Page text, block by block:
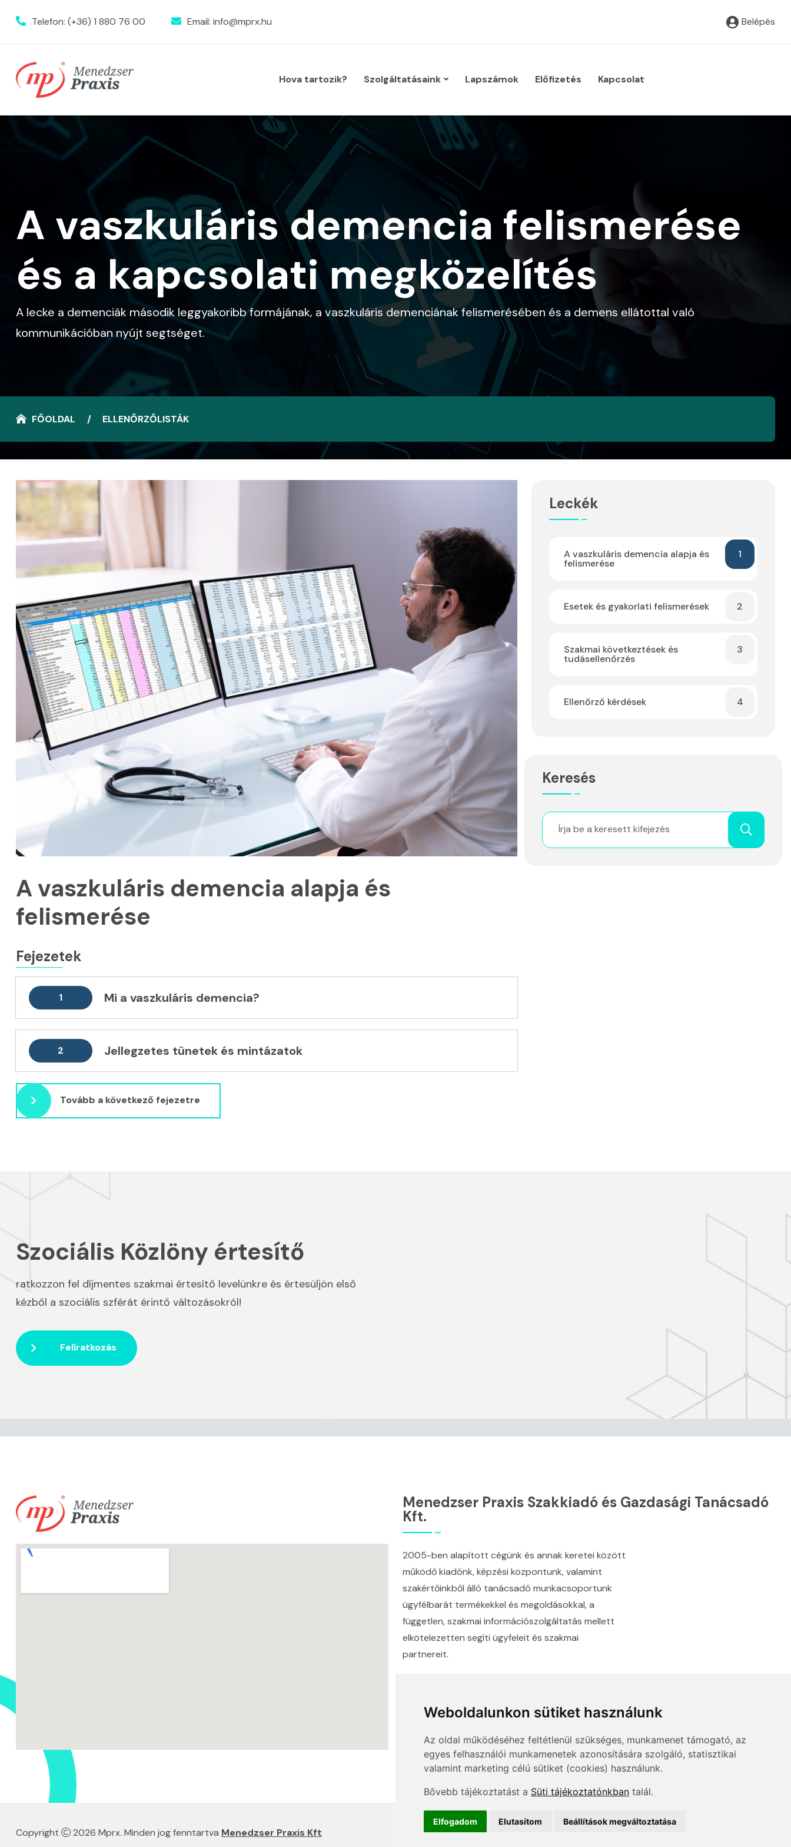
Weboldalunkon sütiket használunk
Az oldal működéséhez feltétlenül szükséges, munkamenet támogató, az
egyes felhasználói munkamenetek azonosítására szolgáló, statisztikai
valamint marketing célú sütiket (cookies) használunk.
Bővebb tájékoztatást a Süti tájékoztatónkban talál.
Elfogadom Elutasítom Beállítások megváltoztatása
Telefon: (+36) 1 880 76 00 Email: info@mprx.hu Belépés
Hova tartozik? Szolgáltatásaink Lapszámok Előfizetés Kapcsolat
A vaszkuláris demencia felismerése
és a kapcsolati megközelítés
A lecke a demenciák második leggyakoribb formájának, a vaszkuláris demenciának felismerésében és a demens ellátottal való
kommunikációban nyújt segtséget.
FŐOLDAL ELLENŐRZŐLISTÁK
A vaszkuláris demencia alapja és
felismerése
Fejezetek
1 Mi a vaszkuláris demencia?
2 Jellegzetes tünetek és mintázatok
Tovább a következő fejezetre
Leckék
1
A vaszkuláris demencia alapja és
felismerése
2
Esetek és gyakorlati felismerések
3
Szakmai következtések és
tudásellenőrzés
4
Ellenőrző kérdések
Keresés
Szociális Közlöny értesítő
ratkozzon fel díjmentes szakmai értesítő levelünkre és értesüljön első
kézből a szociális szférát érintő változásokról!
Felíratkozás
Menedzser Praxis Szakkiadó és Gazdasági Tanácsadó
Kft.
2005-ben alapított cégünk és annak keretei között
működő kiadónk, képzési központunk, valamint
szakértőinkből álló tanácsadó munkacsoportunk
ügyfélbarát termékekkel és megoldásokkal, a
független, szakmai információszolgáltatás mellett
elkötelezetten segíti ügyfeleit és szakmai
partnereit.
info@mprx.hu
Copyright 2026 Mprx. Minden jog fenntartva Menedzser Praxis Kft